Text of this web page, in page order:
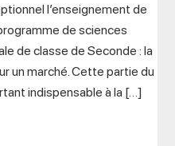
l’enseignement de
de sciences
de classe de Seconde : la
un marché. Cette partie du
indispensable à la […]